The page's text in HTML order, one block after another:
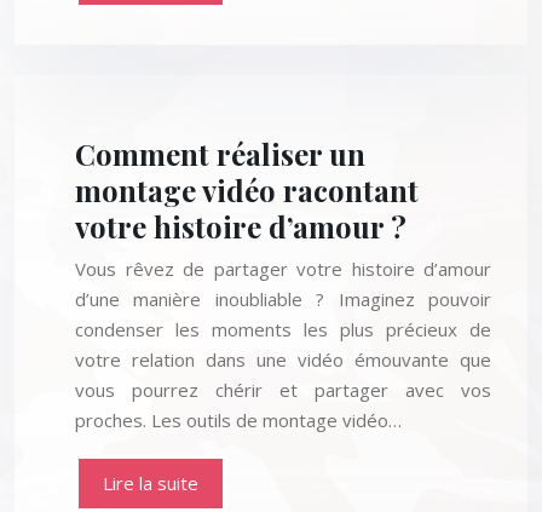
Comment réaliser un
montage vidéo racontant
votre histoire d’amour ?
Vous rêvez de partager votre histoire d’amour
d’une manière inoubliable ? Imaginez pouvoir
condenser les moments les plus précieux de
votre relation dans une vidéo émouvante que
vous pourrez chérir et partager avec vos
proches. Les outils de montage vidéo…
Lire la suite